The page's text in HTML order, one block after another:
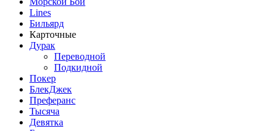
Lines
Бильярд
Карточные
Дурак
Переводной
Подкидной
Покер
БлекДжек
Преферанс
Тысяча
Девятка